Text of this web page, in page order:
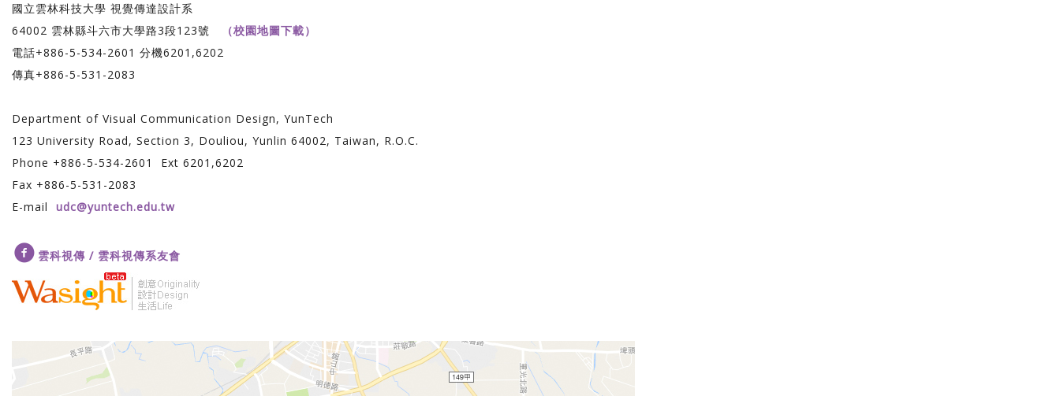
國立雲林科技大學 視覺傳達設計系
64002 雲林縣斗六市大學路3段123號
（校園地圖下載）
電話+886-5-534-2601 分機6201,6202
傳真+886-5-531-2083
Department of Visual Communication Design, YunTech
123 University Road, Section 3, Douliou, Yunlin 64002, Taiwan, R.O.C.
Phone +886-5-534-2601 Ext 6201,6202
Fax +886-5-531-2083
E-mail udc@yuntech.edu.tw
雲科視傳 / 雲科視傳系友會